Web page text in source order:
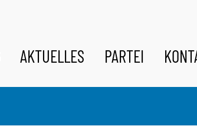
AKTUELLES PARTEI